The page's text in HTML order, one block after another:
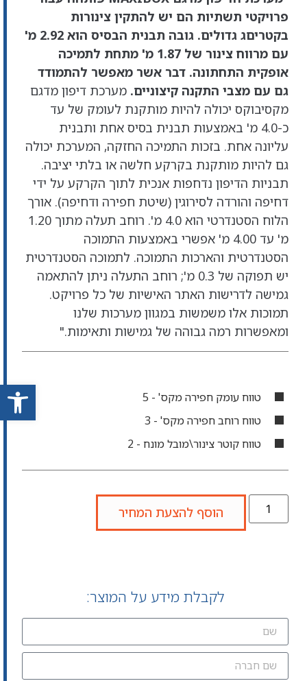
פרויקטי תשתיות הם יש להתקין צינורות
בקטריםג גדולים. גובה תבנית הבסיס הוא 2.92 מ'
עם מרווח צינור של 1.87 מ' מתחת לתמיכה
אופקית התחתונה. דבר אשר מאפשר להתמודד
גם עם מצבי התקנה קיצוניים. מערכת דיפון מדגם
מקסיבוקס יכולה להיות מותקנת לעומק של עד
כ-4.0 מ' באמצעות תבנית בסיס אחת ותבנית
עליונה אחת. בזכות התמיכה החזקה, המערכת יכולה
גם להיות מותקנת בקרקע חלשה או בלתי יציבה.
תבניות הדיפון נדחפות אנכית לתוך הקרקע על ידי
דחיפה והורדה לסירוגין (שיטת חפירה ודחיפה). אורך
הלוח הסטנדרטי הוא 4.0 מ'. רוחב תעלה מתוך 1.20
מ' עד 4.00 מ' אפשרי באמצעות התמוכה
הסטנדרטית והארכות התמוכה. לתמוכה הסטנדרטית
יש תפוקה של 0.3 מ'; רוחב התעלה ניתן להתאמה
גמישה לדרישות האתר האישיות של כל פרויקט.
תמוכות אלו משמשות במגוון מערכות שלנו
ומאפשרות רמה גבוהה של גמישות ותאימות."
טווח עומק חפירה מקס' - 5
טווח רוחב חפירה מקס' - 3
טווח קוטר צינור\מובל מונח - 2
הוסף להצעת המחיר
לקבלת מידע על המוצר:
פתח